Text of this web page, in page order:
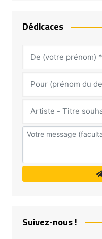
Dédicaces
Suivez-nous !